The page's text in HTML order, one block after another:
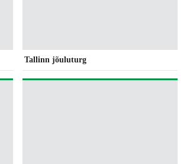
Tallinn jõuluturg